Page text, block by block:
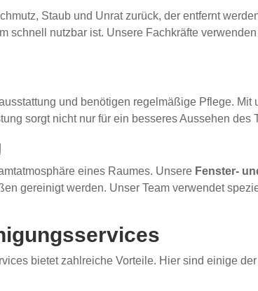
Staub und Unrat zurück, der entfernt
schnell nutzbar ist. Unsere Fachkräfte
und benötigen regelmäßige Pflege.
sorgt nicht nur für ein besseres Aussehen
eines Raumes. Unsere Fenster-
gereinigt werden. Unser Team verwendet
bietet zahlreiche Vorteile. Hier sind einige